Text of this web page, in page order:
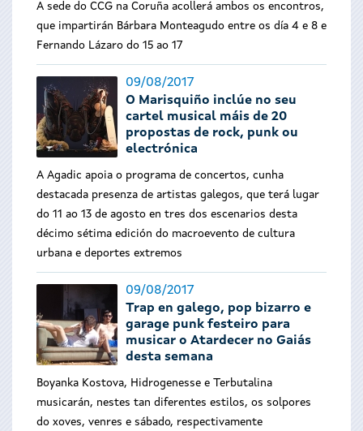
A sede do CCG na Coruña acollerá ambos os encontros,
que impartirán Bárbara Monteagudo entre os día 4 e 8 e
Fernando Lázaro do 15 ao 17
09/08/2017
O Marisquiño inclúe no seu
cartel musical máis de 20
propostas de rock, punk ou
electrónica
A Agadic apoia o programa de concertos, cunha
destacada presenza de artistas galegos, que terá lugar
do 11 ao 13 de agosto en tres dos escenarios desta
décimo sétima edición do macroevento de cultura
urbana e deportes extremos
09/08/2017
Trap en galego, pop bizarro e
garage punk festeiro para
musicar o Atardecer no Gaiás
desta semana
Boyanka Kostova, Hidrogenesse e Terbutalina
musicarán, nestes tan diferentes estilos, os solpores
do xoves, venres e sábado, respectivamente